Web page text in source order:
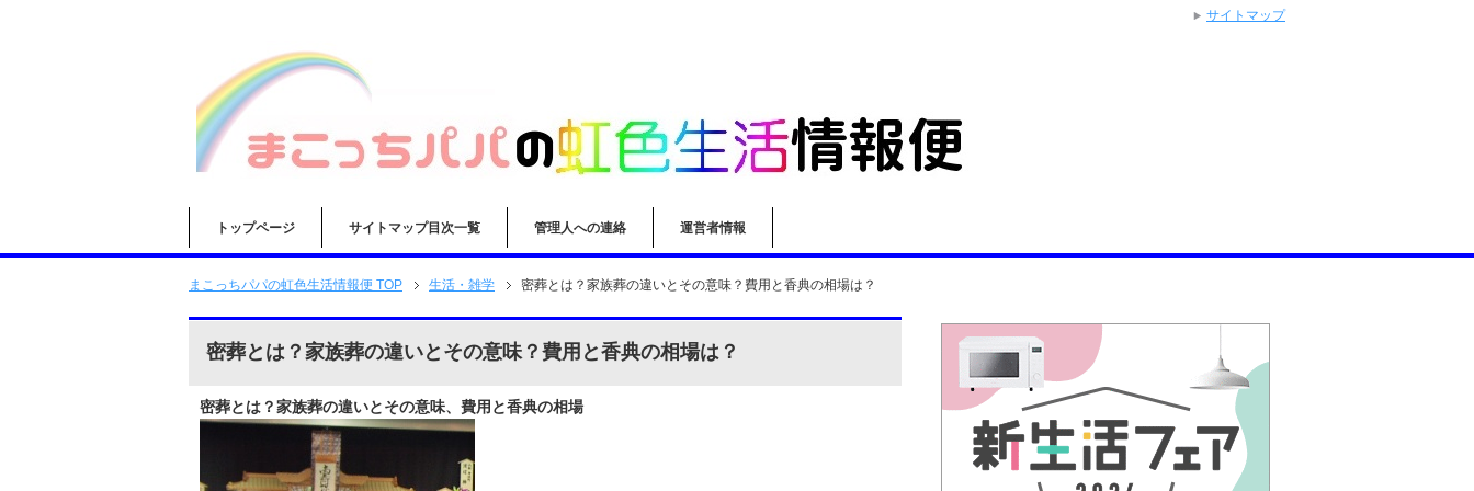
トップページ サイトマップ目次一覧 管理人への連絡 運営者情報
まこっちパパの虹色生活情報便 TOP 生活・雑学 密葬とは？家族葬の違いとその意味？費用と香典の相場は？
密葬とは？家族葬の違いとその意味？費用と香典の相場は？
密葬とは？家族葬の違いとその意味、費用と香典の相場
サイトマップ